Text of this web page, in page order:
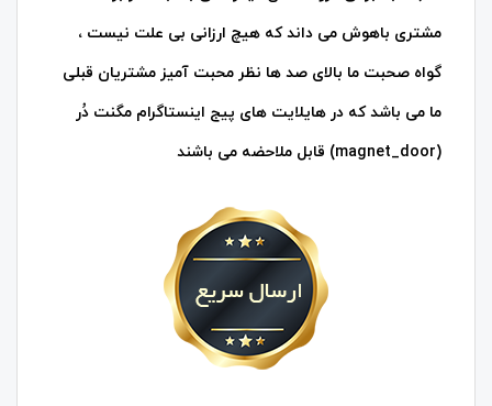
مشتری باهوش می داند که هیچ ارزانی بی علت نیست ،
گواه صحبت ما بالای صد ها نظر محبت آمیز مشتریان قبلی
ما می باشد که در هایلایت های پیج اینستاگرام مگنت دُر
(magnet_door)
قابل ملاحضه می باشند